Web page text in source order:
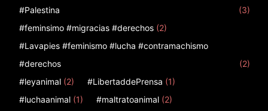
#Palestina
(3)
#feminsimo #migracias #derechos (2)
#Lavapies #feminismo #lucha #contramachismo
#derechos
(2)
#leyanimal (2) #LibertaddePrensa (1)
#luchaanimal (1) #maltratoanimal (2)